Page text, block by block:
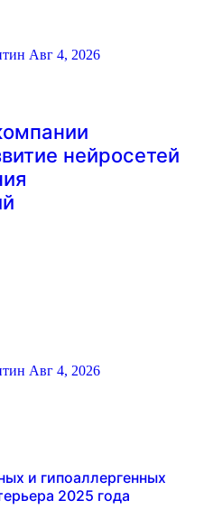
Авг 4, 2026
нейросетей
Авг 4, 2026
и гипоаллергенных
2025 года